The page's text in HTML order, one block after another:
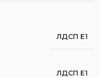
ЛДСП Е1
ЛДСП Е1